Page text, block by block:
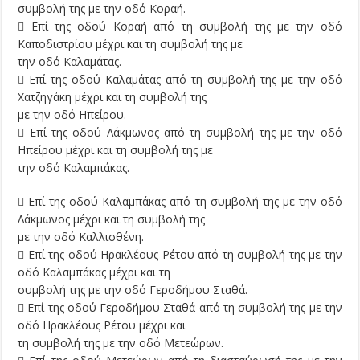
συμβολή της με την οδό Κοραή.
 Επί της οδού Κοραή από τη συμβολή της με την οδό
Καποδιστρίου μέχρι και τη συμβολή της με
την οδό Καλαμάτας.
 Επί της οδού Καλαμάτας από τη συμβολή της με την οδό
Χατζηγάκη μέχρι και τη συμβολή της
με την οδό Ηπείρου.
 Επί της οδού Λάκμωνος από τη συμβολή της με την οδό
Ηπείρου μέχρι και τη συμβολή της με
την οδό Καλαμπάκας.
 Επί της οδού Καλαμπάκας από τη συμβολή της με την οδό
Λάκμωνος μέχρι και τη συμβολή της
με την οδό Καλλισθένη.
 Επί της οδού Ηρακλέους Ρέτου από τη συμβολή της με την
οδό Καλαμπάκας μέχρι και τη
συμβολή της με την οδό Γεροδήμου Σταθά.
 Επί της οδού Γεροδήμου Σταθά από τη συμβολή της με την
οδό Ηρακλέους Ρέτου μέχρι και
τη συμβολή της με την οδό Μετεώρων.